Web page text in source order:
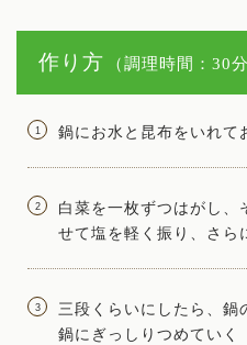
作り方 （調理時間：30分
鍋にお水と昆布をいれて
白菜を一枚ずつはがし、
せて塩を軽く振り、さら
三段くらいにしたら、鍋
鍋にぎっしりつめていく